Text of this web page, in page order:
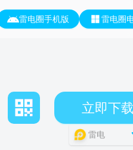
雷电圈手机版 雷电圈
立即下
雷电